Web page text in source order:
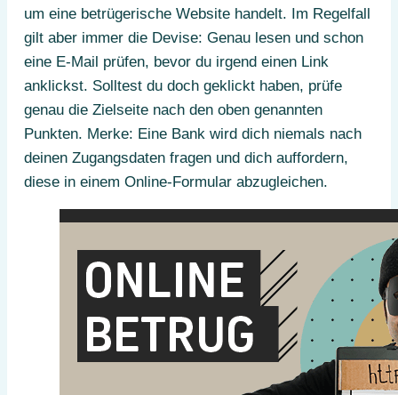
um eine betrügerische Website handelt. Im Regelfall
gilt aber immer die Devise: Genau lesen und schon
eine E-Mail prüfen, bevor du irgend einen Link
anklickst. Solltest du doch geklickt haben, prüfe
genau die Zielseite nach den oben genannten
Punkten. Merke: Eine Bank wird dich niemals nach
deinen Zugangsdaten fragen und dich auffordern,
diese in einem Online-Formular abzugleichen.